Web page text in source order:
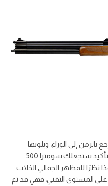
إلى الوراء، وبلونها
الخشبي اللامع المخلوط بالفضي، بالتأكيد ستجعلك سومترا 500
نظرًا للمظهر الجمالي الخلاب
على المستوى التقني، فهي قد تم